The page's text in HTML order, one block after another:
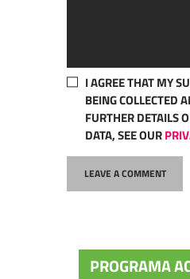
I AGREE THAT MY
BEING COLLECTED
FURTHER DETAILS
DATA, SEE OUR
PROGRAMA